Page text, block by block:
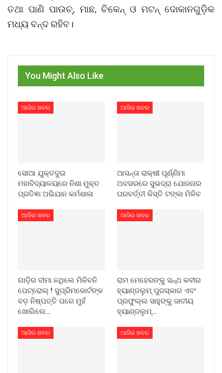
ତଥା ପାଣି ପାଉଚ୍, ମାଛ, ଚିକେନ୍ ଓ ମଟନ୍ ଦୋକାନଗୁଡ଼ିକ
ମଧ୍ୟ ବନ୍ଦ ରହିବ।
You Might Also Like
ଆଜିର ଖବର
ସୋଆ ଯୁକ୍ତଦୁଇ
ମହାବିଦ୍ୟାଳୟରେ ନିଶା ମୁକ୍ତ
ପ୍ରତିଜ୍ଞା ଅଭିଯାନ କର୍ମଶାଳା
ଆଜିର ଖବର
ଆସନ୍ତା ରାକ୍ଷୀ ପୂର୍ଣ୍ଣିମା
ଅବସରରେ ସୁଭଦ୍ରା ଯୋଜନାର
ପରବର୍ତ୍ତୀ କିସ୍ତି ଟଙ୍କା ମିଳିବ
ଆଜିର ଖବର
ଗାଡ଼ିର ବୀମା ନଥିଲେ ମିଳିବନି
ପେଟ୍ରୋଲ୍ ! ସୁପ୍ରିମକୋର୍ଟଙ୍କ
ବଡ଼ ନିଷ୍ପତ୍ତି ପରେ ମୁହଁ
ଖୋଲିଲେ…
ଆଜିର ଖବର
ରାମ ମେହେରଙ୍କୁ ସନ୍ଥ କବୀର
ହ୍ୟାଣ୍ଡଲୁମ୍ ପୁରସ୍କାର ଏବଂ
ପ୍ରଫୁଲ୍ଲ ସାହୁଙ୍କୁ ଜାତୀୟ
ହ୍ୟାଣ୍ଡଲୁମ୍…
ଆଜିର ଖବର ଆଜିର ଖବର